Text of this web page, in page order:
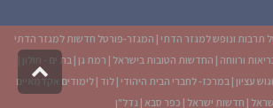
תרבות ונופש למגזר הדתי | המגזר-פורטל חדשות למגזר הדתי
ורווחה | החדשות הטובות בישראל | רמת גן |בת ים - חולון |
עציון | במרכז- לחברי הבית היהודי | לוד | לימודים אקדמאיים
| חדשות ישראל | כפר סבא | נדל"ן